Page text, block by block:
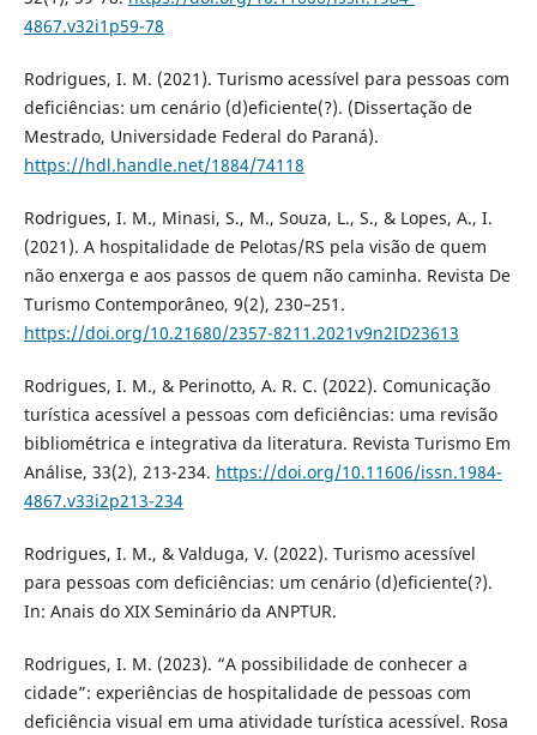
4867.v32i1p59-78
Rodrigues, I. M. (2021). Turismo acessível para pessoas com
deficiências: um cenário (d)eficiente(?). (Dissertação de
Mestrado, Universidade Federal do Paraná).
https://hdl.handle.net/1884/74118
Rodrigues, I. M., Minasi, S., M., Souza, L., S., & Lopes, A., I.
(2021). A hospitalidade de Pelotas/RS pela visão de quem
não enxerga e aos passos de quem não caminha. Revista De
Turismo Contemporâneo, 9(2), 230–251.
https://doi.org/10.21680/2357-8211.2021v9n2ID23613
Rodrigues, I. M., & Perinotto, A. R. C. (2022). Comunicação
turística acessível a pessoas com deficiências: uma revisão
bibliométrica e integrativa da literatura. Revista Turismo Em
Análise, 33(2), 213-234. https://doi.org/10.11606/issn.1984-
4867.v33i2p213-234
Rodrigues, I. M., & Valduga, V. (2022). Turismo acessível
para pessoas com deficiências: um cenário (d)eficiente(?).
In: Anais do XIX Seminário da ANPTUR.
Rodrigues, I. M. (2023). “A possibilidade de conhecer a
cidade”: experiências de hospitalidade de pessoas com
deficiência visual em uma atividade turística acessível. Rosa